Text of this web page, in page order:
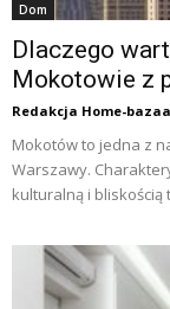
Dom
Dlaczego
Mokotowie z
Redakcja Home-
Mokotów to jedna z
Warszawy.
kulturalną i